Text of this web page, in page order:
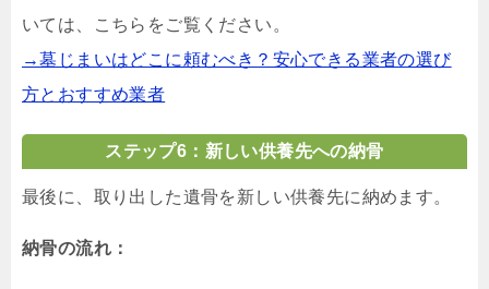
いては、こちらをご覧ください。
→墓じまいはどこに頼むべき？安心できる業者の選び
方とおすすめ業者
ステップ6：新しい供養先への納骨
最後に、取り出した遺骨を新しい供養先に納めます。
納骨の流れ：